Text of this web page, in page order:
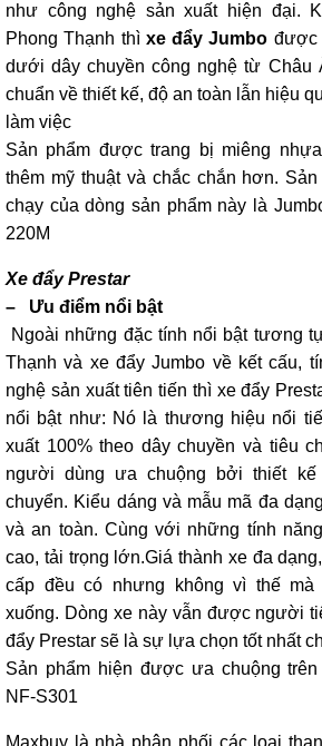
như công nghệ sản xuất hiện đại.
Phong Thạnh thì xe đẩy Jumbo được
dưới dây chuyền công nghệ từ Châu
chuẩn về thiết kế, độ an toàn lẫn hiệu
làm việc
Sản phẩm được trang bị miêng
thêm mỹ thuật và chắc chắn hơn.
chạy của dòng sản phẩm này là
220M
Xe đẩy Prestar
– Ưu điểm nổi bật
Ngoài những đặc tính nổi bật tương
Thạnh và xe đẩy Jumbo về kết cấu,
nghệ sản xuất tiên tiến thì xe đẩy
nổi bật như: Nó là thương hiệu nổi
xuất 100% theo dây chuyền và tiêu
người dùng ưa chuộng bởi thiết
chuyển. Kiểu dáng và mẫu mã đa
và an toàn. Cùng với những tính
cao, tải trọng lớn.Giá thành xe đa
cấp đều có nhưng không vì thế
xuống. Dòng xe này vẫn được người
đẩy Prestar sẽ là sự lựa chọn tốt nhất
Sản phẩm hiện được ưa chuộng
NF-S301
Maxbuy là nhà phân phối các loại